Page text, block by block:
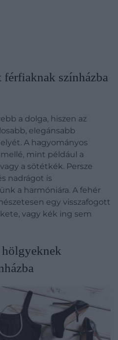
színházba
a dolga, hiszen az
elegánsabb
A hagyományos
mint például a
a sötétkék. Persze
nadrágot is
a harmóniára. A fehér
egy visszafogott
vagy kék ing sem